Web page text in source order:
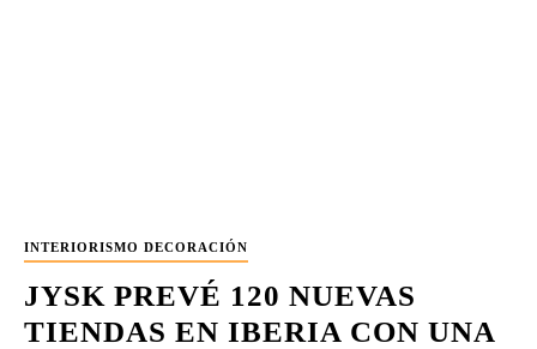
INTERIORISMO DECORACIÓN
JYSK PREVÉ 120 NUEVAS
TIENDAS EN IBERIA CON UNA